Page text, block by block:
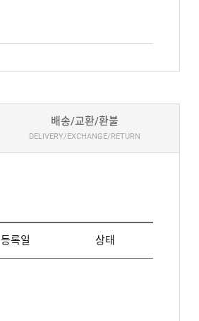
배송/교환/환불
DELIVERY/EXCHANGE/RETURN
등록일 상태